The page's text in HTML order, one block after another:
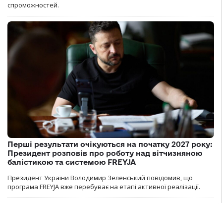
спроможностей.
Перші результати очікуються на початку 2027 року:
Президент розповів про роботу над вітчизняною
балістикою та системою FREYJA
Президент України Володимир Зеленський повідомив, що
програма FREYJA вже перебуває на етапі активної реалізації.